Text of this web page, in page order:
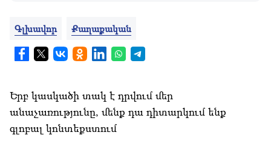
Գլխավոր Քաղաքական
Երբ կասկածի տակ է դրվում մեր
անաչառությունը, մենք դա դիտարկում ենք
գլոբալ կոնտեքստում